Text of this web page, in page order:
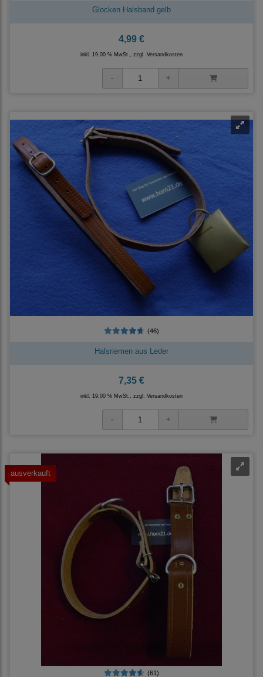
Glocken Halsband gelb
4,99 €
inkl. 19,00 % MwSt., zzgl. Versandkosten
(46)
Halsriemen aus Leder
7,35 €
inkl. 19,00 % MwSt., zzgl. Versandkosten
ausverkauft
(61)